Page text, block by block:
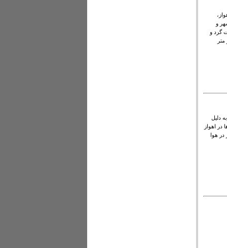
و
گرد و
بر متر
دلیل
در اهواز
در هوا